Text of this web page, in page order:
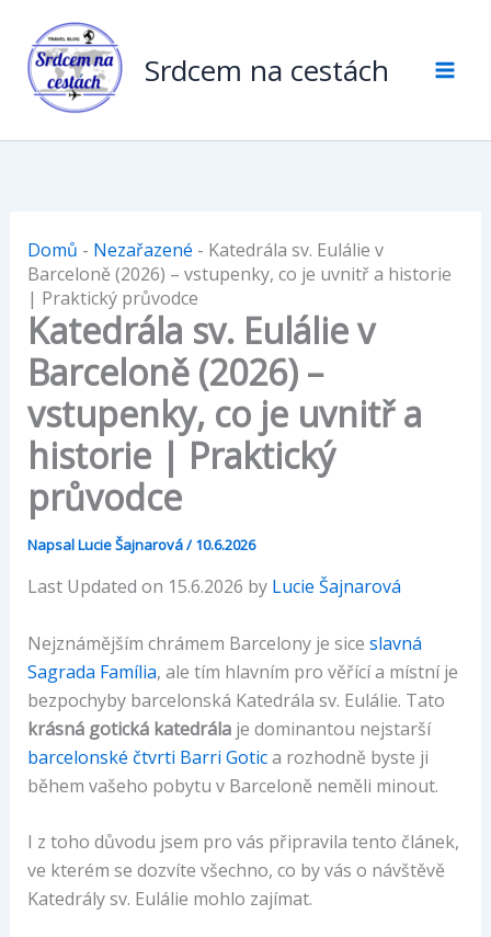
obsah
Srdcem na cestách
Domů - Nezařazené - Katedrála sv. Eulálie v
Barceloně (2026) – vstupenky, co je uvnitř a historie
| Praktický průvodce
Katedrála sv. Eulálie v
Barceloně (2026) –
vstupenky, co je uvnitř a
historie | Praktický
průvodce
NapsalLucie Šajnarová/10.6.2026
Last Updated on 15.6.2026 by Lucie Šajnarová
Nejznámějším chrámem Barcelony je sice slavná
Sagrada Família, ale tím hlavním pro věřící a místní je
bezpochyby barcelonská Katedrála sv. Eulálie. Tato
krásná gotická katedrálaje dominantou nejstarší
barcelonské čtvrti Barri Gotica rozhodně byste ji
během vašeho pobytu v Barceloně neměli minout.
I z toho důvodu jsem pro vás připravila tento článek,
ve kterém se dozvíte všechno, co by vás o návštěvě
Katedrály sv. Eulálie mohlo zajímat.